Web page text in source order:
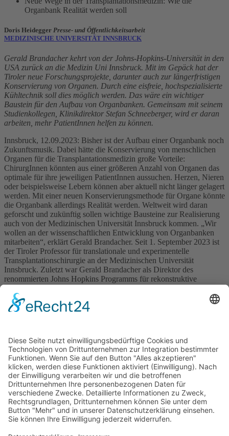
Organbank Realität werden soll
Doris Heidegger Presse- und Öffentlichkeitsarbeit
MEDIZINISCHE UNIVERSITÄT INNSBRUCK
Gerald Brandacher kehrt von der Johns-Hopkins-Universität in den
USA zurück an die Medizin Uni Innsbruck. Mit im Gepäck hat der
Tiroler neue Forschungsprojekte, darunter auch zur längerfristigen
Konservierung von Organen. Durch eine eisfreie, hochspezialisierte
Kühltechnik soll dies möglich werden. Das wäre ein wichtiger
Baustein für den Aufbau von Organbanken. Gemeinsam mit seinem
Studienkollegen, Klinikdirektor Stefan Schneeberger, wird er daran
arbeiten, mehr PatientInnen helfen zu können.
Innsbruck, 12.09.2023: Bisher ist der Aufbau einer Organbank noch
Zukunftsmusik. Dabei hätte die Konservierung von menschlichen
Organen für die Transplantationsmedizin große Vorteile:
ChirurgInnen könnten aus einer größeren Anzahl von Organen das
optimale für ihre jeweiligen PatientInnen aussuchen. Herzen, Nieren
oder beispielsweise Lebern können aber aktuell nicht länger gelagert
werden. Mit einer neuen Konservierungsmethode für Organe könnte
die Organbank allerdings Realität werden. Weltweit wird daran
geforscht und zukünftig sollen wichtige Bausteine zur Realisierung
auch von der Medizinischen Universität Innsbruck kommen. „Wir
wollen an der wissenschaftlichen Entwicklung von Organbanken
mitarbeiten“, erklärt Gerald Brandacher. Seit 1. September 2023 ist
der Tiroler Professor für translationale und experimentelle
Transplantationschirurgie an der Medizinischen Universität
Innsbruck. Zuletzt war Gerald Brandacher als Direktor des
renommierten Johns Hopkins Programms für rekonstruktive
für Viszeral-, Transplantation- und Thoraxchirurgie hat Brandacher
ehrgeizige Ziele, die er gemeinsam mit Klinikchef Stefan
Transplantationen nach Krebserkrankungen“, sagt Stefan
Schneeberger.
weiter lesen:https://idw-online.de/de/news820471
Quelle. idw_2023-09-12
Impressum
Datenschutz
Cookie-Settings
Spenden